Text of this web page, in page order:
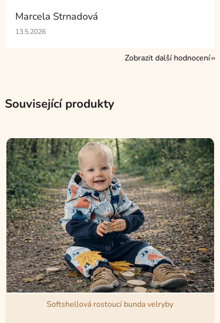
Marcela Strnadová
Hodnocení obchodu je 5 z 5 hvězdiček.
13.5.2026
Zobrazit další hodnocení
Související produkty
Softshellová rostoucí bunda velryby